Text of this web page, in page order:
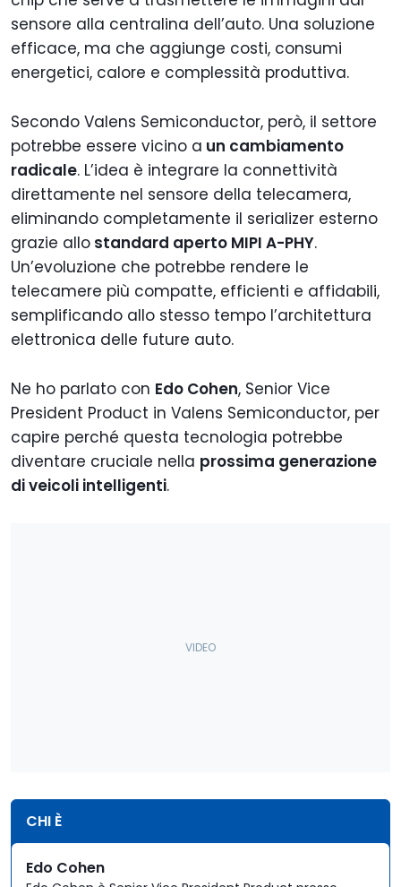
sensore alla centralina dell’auto. Una soluzione
efficace, ma che aggiunge costi, consumi
energetici, calore e complessità produttiva.
Secondo Valens Semiconductor, però, il settore
potrebbe essere vicino a un cambiamento
radicale. L’idea è integrare la connettività
direttamente nel sensore della telecamera,
eliminando completamente il serializer esterno
grazie allo standard aperto MIPI A-PHY.
Un’evoluzione che potrebbe rendere le
telecamere più compatte, efficienti e affidabili,
semplificando allo stesso tempo l’architettura
elettronica delle future auto.
Ne ho parlato con Edo Cohen, Senior Vice
President Product in Valens Semiconductor, per
capire perché questa tecnologia potrebbe
diventare cruciale nella prossima generazione
di veicoli intelligenti.
CHI È
Edo Cohen